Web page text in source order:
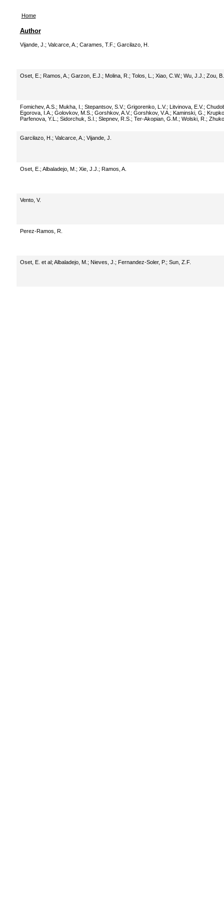
Home
Author
Vijande, J. ; Valcarce, A. ; Carames, T.F. ; Garcilazo, H.
Oset, E. ; Ramos, A. ; Garzon, E.J. ; Molina, R. ; Tolos, L. ; Xiao, C.W.; Wu, J.J. ; Zou,
Fomichev, A.S. ; Mukha, I. ; Stepantsov, S.V.; Grigorenko, L.V.; Litvinova, E.V.;
Egorova, I.A. ; Golovkov, M.S. ; Gorshkov, A.V.; Gorshkov, V.A. ; Kaminski, G. ;
Parfenova, Y.L.
; Sidorchuk, S.I. ; Slepnev, R.S. ; Ter-Akopian, G.M. ; Wolski, R. ;
Garcilazo, H. ; Valcarce, A. ; Vijande, J.
Oset, E. ; Albaladejo, M. ; Xie, J.J. ; Ramos, A.
Vento, V.
Perez-Ramos, R.
Oset, E. et al; Albaladejo, M. ; Nieves, J. ; Fernandez-Soler, P. ; Sun, Z.F.